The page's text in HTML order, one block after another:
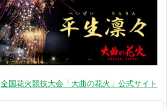
全国花火競技大会「大曲の花火」公式サイト